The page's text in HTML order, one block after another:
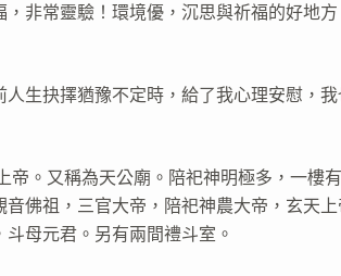
非常靈驗！環境優，沉思與祈福的好地方
生抉擇猶豫不定時，給了我心理安慰，
帝。又稱為天公廟。陪祀神明極多，一樓
佛祖，三官大帝，陪祀神農大帝，玄天
母元君。另有兩間禮斗室。